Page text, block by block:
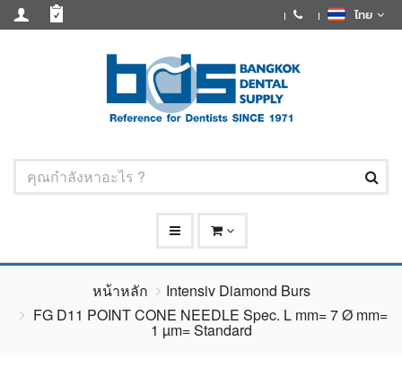
ไทย
หน้าหลัก
Intensiv Diamond Burs
FG D11 POINT CONE NEEDLE Spec. L mm= 7 Ø mm=
1 µm= Standard